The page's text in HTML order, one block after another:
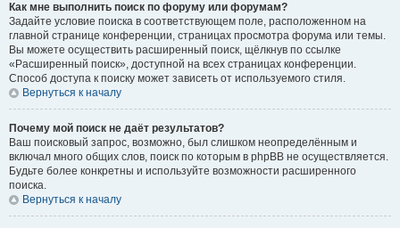
Как мне выполнить поиск по форуму или форумам?
Задайте условие поиска в соответствующем поле, расположенном на
главной странице конференции, страницах просмотра форума или темы.
Вы можете осуществить расширенный поиск, щёлкнув по ссылке
«Расширенный поиск», доступной на всех страницах конференции.
Способ доступа к поиску может зависеть от используемого стиля.
Вернуться к началу
Почему мой поиск не даёт результатов?
Ваш поисковый запрос, возможно, был слишком неопределённым и
включал много общих слов, поиск по которым в phpBB не осуществляется.
Будьте более конкретны и используйте возможности расширенного
поиска.
Вернуться к началу